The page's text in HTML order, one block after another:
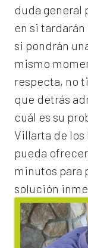
duda general
en si
si pondrán
mismo
respecta, no
que detrás
cuál es su
Villarta de los
pueda
minutos para
solución